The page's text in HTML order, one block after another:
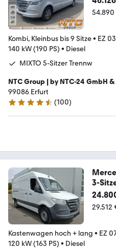
Kombi, Kleinbus bis 9 Sitze• EZ
140 kW (190 PS) • Diesel
MIXTO 5-Sitzer Trennw
NTC Group | by NTC-24 GmbH &
99086 Erfurt
4.7 Sterne
(100)
3-
29.512
Kastenwagen hoch + lang • EZ
120 kW (163 PS) • Diesel